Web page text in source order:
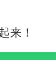
来！